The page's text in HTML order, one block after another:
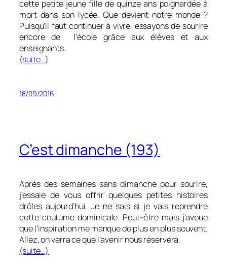
cette petite jeune fille de quinze ans poignardée à
mort dans son lycée. Que devient notre monde ?
Puisqu’il faut continuer à vivre, essayons de sourire
encore de l’école grâce aux élèves et aux
enseignants.
(suite…)
18/09/2016
C’est dimanche (193)
Après des semaines sans dimanche pour sourire,
j’essaie de vous offrir quelques petites histoires
drôles aujourd’hui. Je ne sais si je vais reprendre
cette coutume dominicale. Peut-être mais j’avoue
que l’inspiration me manque de plus en plus souvent.
Allez, on verra ce que l’avenir nous réservera.
(suite…)